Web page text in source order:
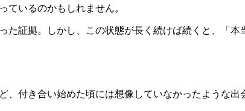
ているのかもしれません。
た証拠。しかし、この状態が長く続けば続くと、「
、付き合い始めた頃には想像していなかったような